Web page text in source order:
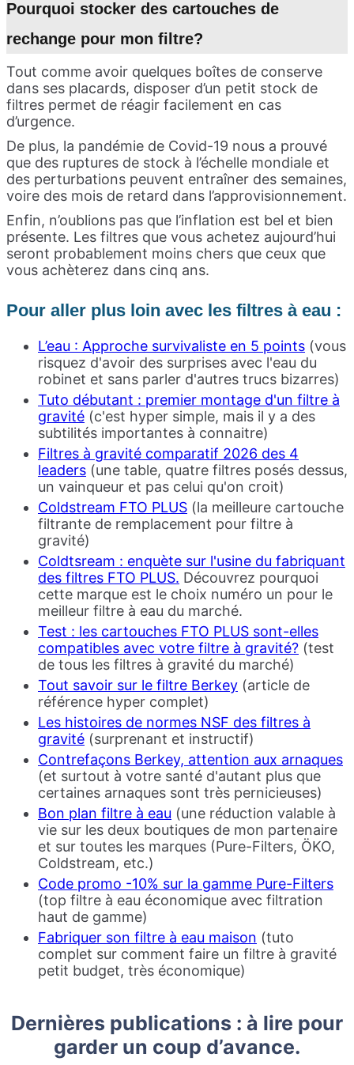
Pourquoi stocker des cartouches de
rechange pour mon filtre?
Tout comme avoir quelques boîtes de conserve
dans ses placards, disposer d’un petit stock de
filtres permet de réagir facilement en cas
d’urgence.
De plus, la pandémie de Covid-19 nous a prouvé
que des ruptures de stock à l’échelle mondiale et
des perturbations peuvent entraîner des semaines,
voire des mois de retard dans l’approvisionnement.
Enfin, n’oublions pas que l’inflation est bel et bien
présente. Les filtres que vous achetez aujourd’hui
seront probablement moins chers que ceux que
vous achèterez dans cinq ans.
Pour aller plus loin avec les filtres à eau :
L’eau : Approche survivaliste en 5 points (vous
risquez d'avoir des surprises avec l'eau du
robinet et sans parler d'autres trucs bizarres)
Tuto débutant : premier montage d'un filtre à
gravité (c'est hyper simple, mais il y a des
subtilités importantes à connaitre)
Filtres à gravité comparatif 2026 des 4
leaders (une table, quatre filtres posés dessus,
un vainqueur et pas celui qu'on croit)
Coldstream FTO PLUS (la meilleure cartouche
filtrante de remplacement pour filtre à
gravité)
Coldtsream : enquète sur l'usine du fabriquant
des filtres FTO PLUS. Découvrez pourquoi
cette marque est le choix numéro un pour le
meilleur filtre à eau du marché.
Test : les cartouches FTO PLUS sont-elles
compatibles avec votre filtre à gravité? (test
de tous les filtres à gravité du marché)
Tout savoir sur le filtre Berkey (article de
référence hyper complet)
Les histoires de normes NSF des filtres à
gravité (surprenant et instructif)
Contrefaçons Berkey, attention aux arnaques
(et surtout à votre santé d'autant plus que
certaines arnaques sont très pernicieuses)
Bon plan filtre à eau (une réduction valable à
vie sur les deux boutiques de mon partenaire
et sur toutes les marques (Pure-Filters, ÖKO,
Coldstream, etc.)
Code promo -10% sur la gamme Pure-Filters
(top filtre à eau économique avec filtration
haut de gamme)
Fabriquer son filtre à eau maison (tuto
complet sur comment faire un filtre à gravité
petit budget, très économique)
Dernières publications : à lire pour
garder un coup d’avance.